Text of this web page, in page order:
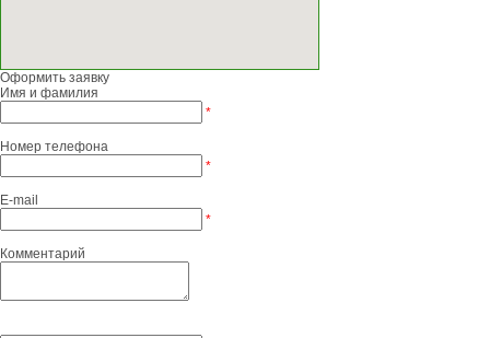
Оформить заявку
Имя и фамилия
*
Номер телефона
*
E-mail
*
Комментарий